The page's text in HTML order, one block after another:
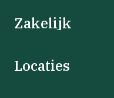
Zakelijk
Locaties